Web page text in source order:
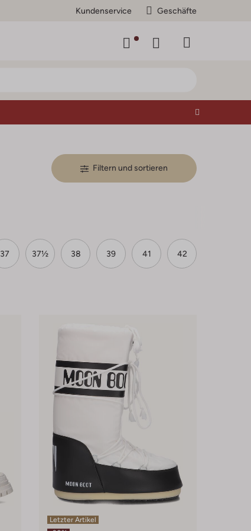
Kundenservice Geschäfte
Filtern und sortieren
37 37½ 38 39 41 42
Letzter Artikel